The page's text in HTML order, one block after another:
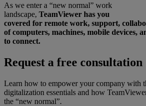
As we enter a “new normal” work
landscape, TeamViewer has you
covered for remote work, support,
of computers, machines, mobile devices,
to connect.
Request a free consultation
Learn how to empower your company with
digitalization essentials and how
the “new normal”.